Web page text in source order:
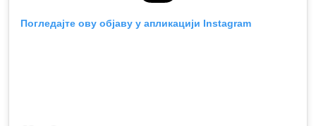
Погледајте ову објаву у апликацији Instagram